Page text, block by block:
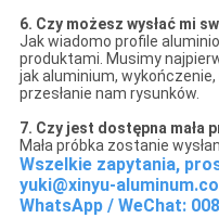
6. Czy możesz wysłać mi
Jak wiadomo profile
produktami. Musimy
jak aluminium,
przesłanie nam rysunków.
7. Czy jest dostępna mała
Mała próbka zostanie
Wszelkie zapytania,
yuki@xinyu-
WhatsApp / WeChat: